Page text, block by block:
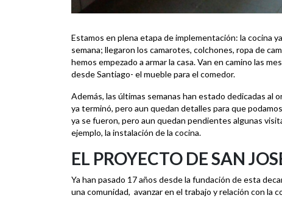
Estamos en plena etapa de implementación: la cocina
semana; llegaron los camarotes, colchones, ropa de
hemos empezado a armar la casa. Van en camino las
desde Santiago- el mueble para el comedor.
Además, las últimas semanas han estado dedicadas al
ya terminó, pero aun quedan detalles para que
ya se fueron, pero aun quedan pendientes algunas
ejemplo, la instalación de la cocina.
EL PROYECTO DE SAN
Ya han pasado 17 años desde la fundación de esta
una comunidad, avanzar en el trabajo y relación con la